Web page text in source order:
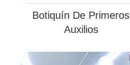
Botiquín De Primeros
Auxilios